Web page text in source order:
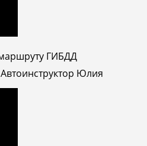
ГИБДД
Юлия